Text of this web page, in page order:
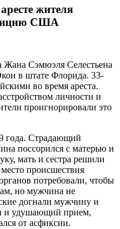
жителя
США
Жана Сэмюэля Селестьена
в штате Флорида. 33-
во время ареста.
личности и
проигнорировали это
года. Страдающий
поссорился с матерью и
мать и сестра решили
происшествия
потребовали, чтобы
но мужчина не
догнали мужчину и
и удушающий прием,
от асфиксии.